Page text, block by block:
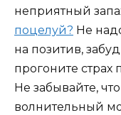
неприятный
поцелуй? Не
на позитив,
прогоните страх
Не забывайте,
волнительный